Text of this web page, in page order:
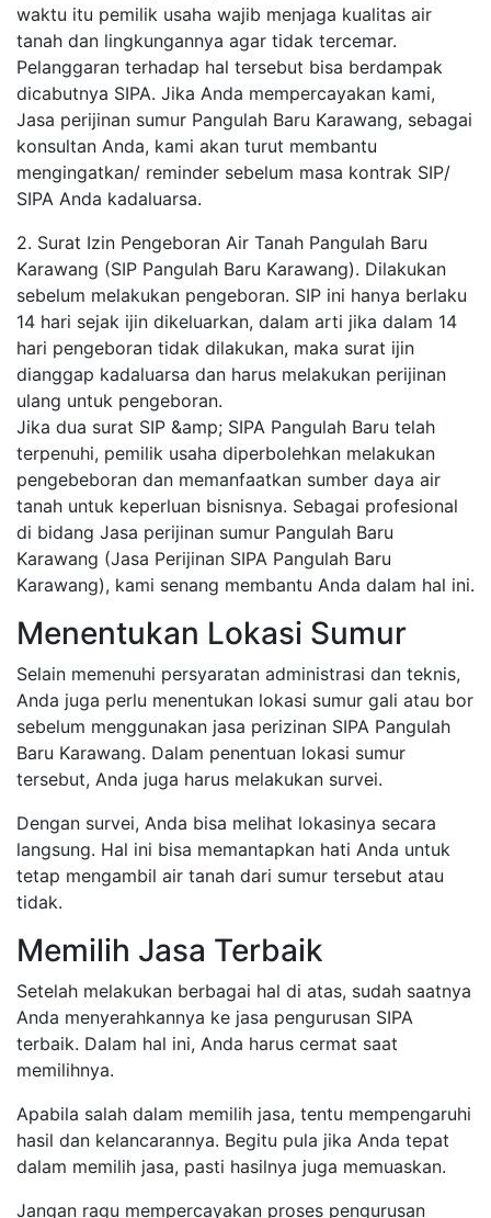
waktu itu pemilik usaha wajib menjaga kualitas air
tanah dan lingkungannya agar tidak tercemar.
Pelanggaran terhadap hal tersebut bisa berdampak
dicabutnya SIPA. Jika Anda mempercayakan kami,
Jasa perijinan sumur Pangulah Baru Karawang, sebagai
konsultan Anda, kami akan turut membantu
mengingatkan/ reminder sebelum masa kontrak SIP/
SIPA Anda kadaluarsa.
2. Surat Izin Pengeboran Air Tanah Pangulah Baru
Karawang (SIP Pangulah Baru Karawang). Dilakukan
sebelum melakukan pengeboran. SIP ini hanya berlaku
14 hari sejak ijin dikeluarkan, dalam arti jika dalam 14
hari pengeboran tidak dilakukan, maka surat ijin
dianggap kadaluarsa dan harus melakukan perijinan
ulang untuk pengeboran.
Jika dua surat SIP &amp; SIPA Pangulah Baru telah
terpenuhi, pemilik usaha diperbolehkan melakukan
pengebeboran dan memanfaatkan sumber daya air
tanah untuk keperluan bisnisnya. Sebagai profesional
di bidang Jasa perijinan sumur Pangulah Baru
Karawang (Jasa Perijinan SIPA Pangulah Baru
Karawang), kami senang membantu Anda dalam hal ini.
Menentukan Lokasi Sumur
Selain memenuhi persyaratan administrasi dan teknis,
Anda juga perlu menentukan lokasi sumur gali atau bor
sebelum menggunakan jasa perizinan SIPA Pangulah
Baru Karawang. Dalam penentuan lokasi sumur
tersebut, Anda juga harus melakukan survei.
Dengan survei, Anda bisa melihat lokasinya secara
langsung. Hal ini bisa memantapkan hati Anda untuk
tetap mengambil air tanah dari sumur tersebut atau
tidak.
Memilih Jasa Terbaik
Setelah melakukan berbagai hal di atas, sudah saatnya
Anda menyerahkannya ke jasa pengurusan SIPA
terbaik. Dalam hal ini, Anda harus cermat saat
memilihnya.
Apabila salah dalam memilih jasa, tentu mempengaruhi
hasil dan kelancarannya. Begitu pula jika Anda tepat
dalam memilih jasa, pasti hasilnya juga memuaskan.
Jangan ragu mempercayakan proses pengurusan